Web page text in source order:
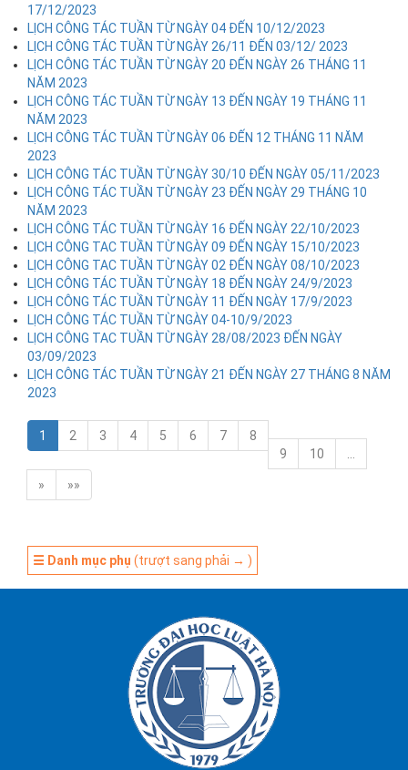
17/12/2023
LỊCH CÔNG TÁC TUẦN TỪ NGÀY 04 ĐẾN 10/12/2023
LỊCH CÔNG TÁC TUẦN TỪ NGÀY 26/11 ĐẾN 03/12/ 2023
LỊCH CÔNG TÁC TUẦN TỪ NGÀY 20 ĐẾN NGÀY 26 THÁNG 11
NĂM 2023
LỊCH CÔNG TÁC TUẦN TỪ NGÀY 13 ĐẾN NGÀY 19 THÁNG 11
NĂM 2023
LỊCH CÔNG TÁC TUẦN TỪ NGÀY 06 ĐẾN 12 THÁNG 11 NĂM
2023
LỊCH CÔNG TÁC TUẦN TỪ NGÀY 30/10 ĐẾN NGÀY 05/11/2023
LỊCH CÔNG TÁC TUẦN TỪ NGÀY 23 ĐẾN NGÀY 29 THÁNG 10
NĂM 2023
LỊCH CÔNG TÁC TUẦN TỪ NGÀY 16 ĐẾN NGÀY 22/10/2023
LỊCH CÔNG TAC TUẦN TỪ NGÀY 09 ĐẾN NGÀY 15/10/2023
LỊCH CÔNG TAC TUẦN TỪ NGÀY 02 ĐẾN NGÀY 08/10/2023
LỊCH CÔNG TÁC TUẦN TỪ NGÀY 18 ĐẾN NGÀY 24/9/2023
LỊCH CÔNG TÁC TUẦN TỪ NGÀY 11 ĐẾN NGÀY 17/9/2023
LỊCH CÔNG TÁC TUẦN TỪ NGÀY 04-10/9/2023
LỊCH CÔNG TAC TUẦN TỪ NGÀY 28/08/2023 ĐẾN NGÀY
03/09/2023
LỊCH CÔNG TÁC TUẦN TỪ NGÀY 21 ĐẾN NGÀY 27 THÁNG 8 NĂM
2023
1 2 3 4 5 6 7
8
9
10
» »»
☰ Danh mục phụ (trượt sang phải → )